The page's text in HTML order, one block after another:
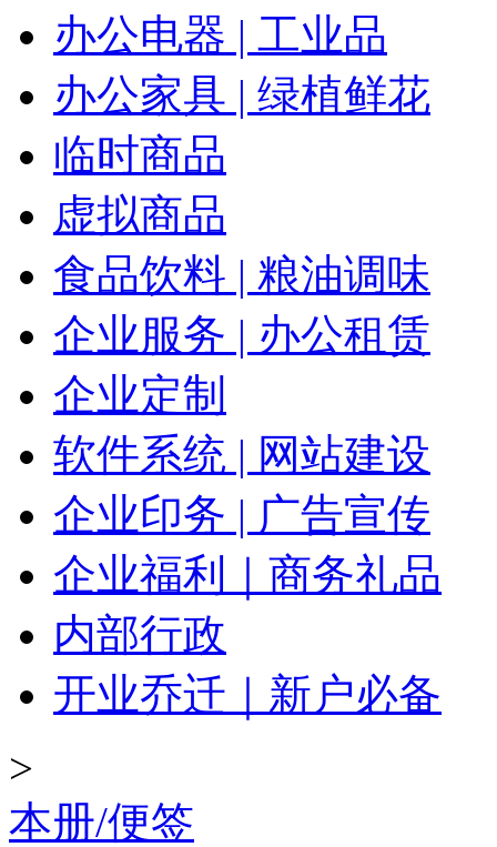
办公电器 | 工业品
办公家具 | 绿植鲜花
临时商品
虚拟商品
食品饮料 | 粮油调味
企业服务 | 办公租赁
企业定制
软件系统 | 网站建设
企业印务 | 广告宣传
企业福利｜商务礼品
内部行政
开业乔迁｜新户必备
>
本册/便签